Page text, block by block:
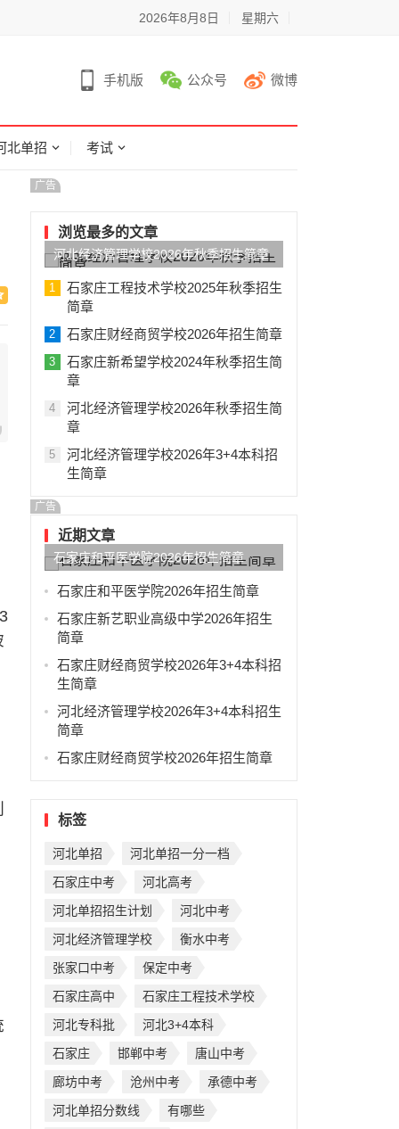
2026年8月8日 星期六
手机版 公众号 微博
北单招 考试
广告
浏览最多的文章
河北经济管理学校2026年秋季招生简章
1
石家庄工程技术学校2025年秋季招生
简章
2 石家庄财经商贸学校2026年招生简章
3
石家庄新希望学校2024年秋季招生简
章
4
河北经济管理学校2026年秋季招生简
章
5
河北经济管理学校2026年3+4本科招
生简章
广告
近期文章
石家庄和平医学院2026年招生简章
石家庄和平医学院2026年招生简章
石家庄新艺职业高级中学2026年招生
简章
石家庄财经商贸学校2026年3+4本科招
生简章
河北经济管理学校2026年3+4本科招生
简章
石家庄财经商贸学校2026年招生简章
标签
河北单招
河北单招一分一档
石家庄中考
河北高考
河北单招招生计划
河北中考
河北经济管理学校
衡水中考
张家口中考
保定中考
石家庄高中
石家庄工程技术学校
河北专科批
河北3+4本科
石家庄
邯郸中考
唐山中考
廊坊中考
沧州中考
承德中考
河北单招分数线
有哪些